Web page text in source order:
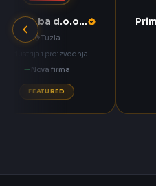
ANNOA.ba d.o.o. Tuzla
Tuzla
Industrija i proizvodnja
Nova firma
FEATURED